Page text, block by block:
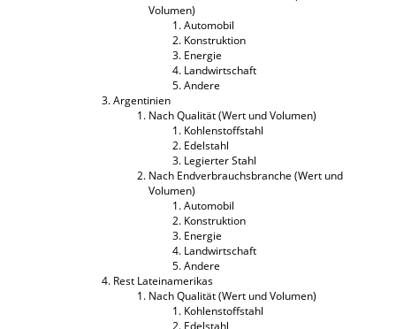
Volumen)
Automobil
Konstruktion
Energie
Landwirtschaft
Andere
Argentinien
Nach Qualität (Wert und Volumen)
Kohlenstoffstahl
Edelstahl
Legierter Stahl
Nach Endverbrauchsbranche (Wert und
Volumen)
Automobil
Konstruktion
Energie
Landwirtschaft
Andere
Rest Lateinamerikas
Nach Qualität (Wert und Volumen)
Kohlenstoffstahl
Edelstahl